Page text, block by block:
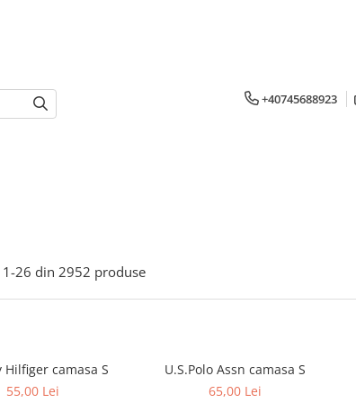
+40745688923
1-26 din 2952 produse
Tommy Hilfiger camasa S
55,00 Lei
U.S.Polo Assn camasa S
65,00 Lei